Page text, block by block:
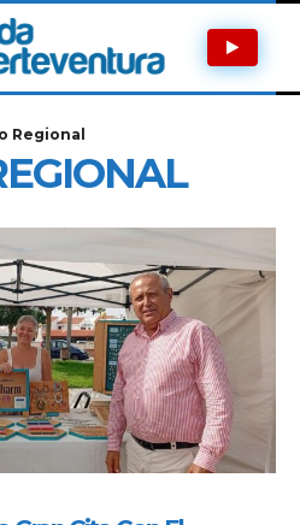
Regional